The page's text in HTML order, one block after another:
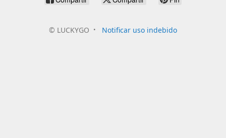
© LUCKYGO Notificar uso indebido